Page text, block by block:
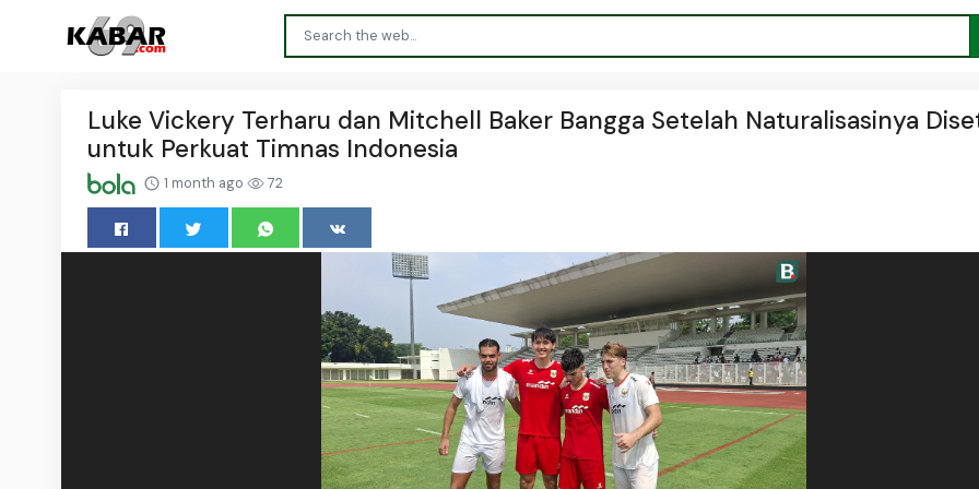
Luke Vickery Terharu dan Mitchell Baker Bangga Setelah Naturalisasinya
untuk Perkuat Timnas Indonesia
1 month ago 72